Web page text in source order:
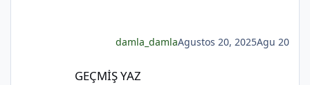
damla_damlaAgustos 20, 2025Agu 20
GEÇMİŞ YAZ